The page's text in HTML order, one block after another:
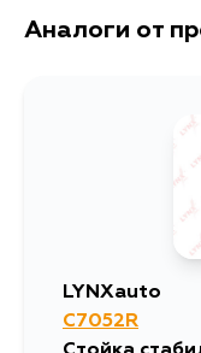
Аналоги от
LYNXauto
C7052R